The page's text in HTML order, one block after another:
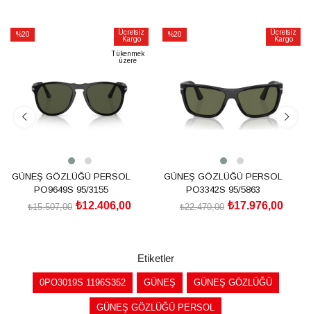
%20
Ücretsiz
Kargo
Tükenmek
üzere
GÜNEŞ GÖZLÜĞÜ PERSOL
PO9649S 95/3155
₺12.406,00
₺15.507,00
%20
Ücretsiz
Kargo
GÜNEŞ GÖZLÜĞÜ PERSOL
PO3342S 95/5863
₺17.976,00
₺22.470,00
Etiketler
0PO3019S 1196S352 GÜNEŞ GÜNEŞ GÖZLÜĞÜ
GÜNEŞ GÖZLÜĞÜ PERSOL